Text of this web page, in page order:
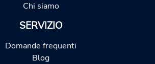
Chi siamo
SERVIZIO
Domande frequenti
Blog